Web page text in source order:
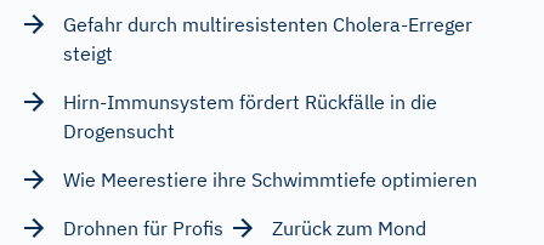
Gefahr durch multiresistenten Cholera-Erreger
steigt
Hirn-Immunsystem fördert Rückfälle in die
Drogensucht
Wie Meerestiere ihre Schwimmtiefe optimieren
Drohnen für Profis
Zurück zum Mond